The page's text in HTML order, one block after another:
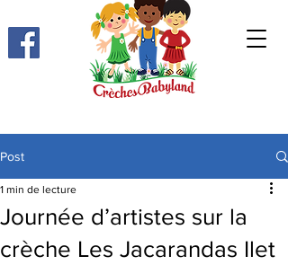
Post
Journée d’artistes sur la
crèche Les Jacarandas Ilet
1 min de lecture